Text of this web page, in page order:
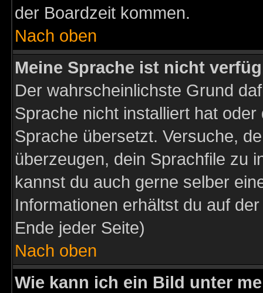
der Boardzeit kommen.
Nach oben
Meine Sprache ist nicht
Der wahrscheinlichste Grund
Sprache nicht installiert hat
Sprache übersetzt. Versuche,
überzeugen, dein Sprachfile zu
kannst du auch gerne selber
Informationen erhältst du auf
Ende jeder Seite)
Nach oben
Wie kann ich ein Bild unter